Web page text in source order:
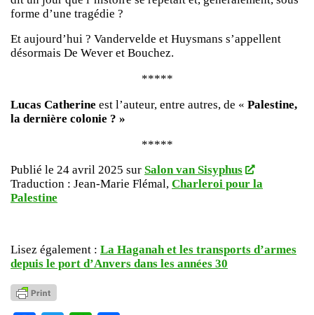
forme d’une tragédie ?
Et aujourd’hui ? Vandervelde et Huysmans s’appellent
désormais De Wever et Bouchez.
*****
Lucas Catherine est l’auteur, entre autres, de « Palestine,
la dernière colonie ? »
*****
Publié le 24 avril 2025 sur Salon van Sisyphus
Traduction : Jean-Marie Flémal, Charleroi pour la
Palestine
Lisez également : La Haganah et les transports d’armes
depuis le port d’Anvers dans les années 30